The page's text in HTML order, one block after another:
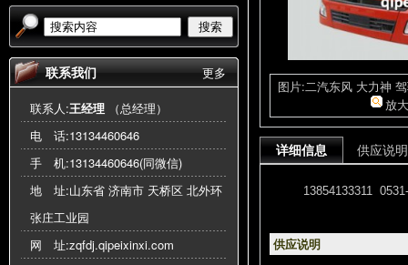
搜索
更多
联系我们
联系人:王经理 （总经理）
电 话:13134460646
手 机:13134460646(同微信)
地 址:山东省 济南市 天桥区 北外环
张庄工业园
网 址:zqfdj.qipeixinxi.com
图片:二汽东风 大力神
放
详细信息 供应说明
13854133311
供应说明